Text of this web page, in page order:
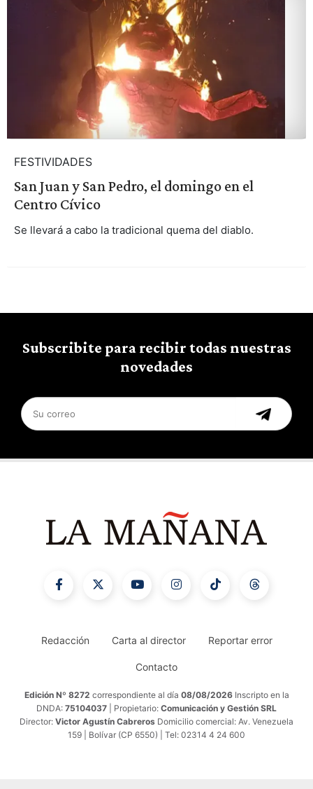
FESTIVIDADES
San Juan y San Pedro, el domingo en el
Centro Cívico
Se llevará a cabo la tradicional quema del diablo.
Subscribite para recibir todas nuestras
novedades
Redacción Carta al director Reportar error
Contacto
Edición Nº 8272 correspondiente al día 08/08/2026 Inscripto en la
DNDA: 75104037 | Propietario: Comunicación y Gestión SRL
Director: Victor Agustín Cabreros Domicilio comercial: Av. Venezuela
159 | Bolívar (CP 6550) | Tel: 02314 4 24 600